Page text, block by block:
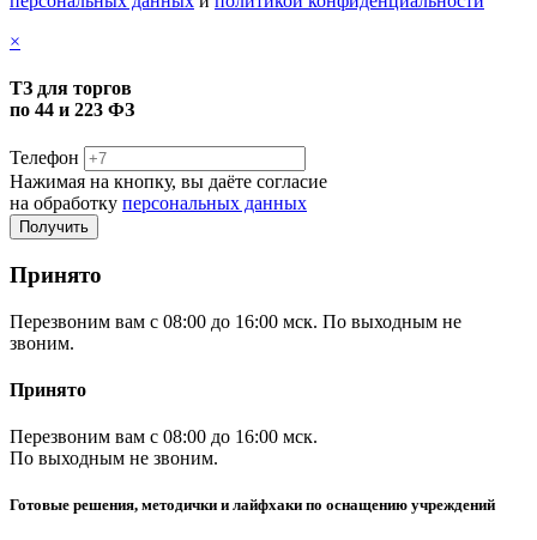
×
ТЗ для торгов
по 44 и 223 ФЗ
Телефон
Нажимая на кнопку, вы даёте согласие
на обработку персональных данных
Принято
Перезвоним вам с 08:00 до 16:00 мск. По выходным не
звоним.
Принято
Перезвоним вам с 08:00 до 16:00 мск.
По выходным не звоним.
Готовые решения, методички и лайфхаки по оснащению учреждений